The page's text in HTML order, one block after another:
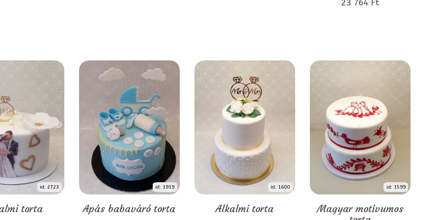
23 764 Ft
id: 2723
torta
id: 1919
Apás babaváró torta
id: 1600
Alkalmi torta
id: 1599
Magyar motívumos